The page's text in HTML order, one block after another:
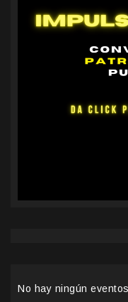
No hay ningún